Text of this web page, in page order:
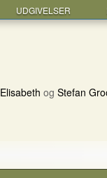
UDGIVELSER
Elisabeth og Stefan